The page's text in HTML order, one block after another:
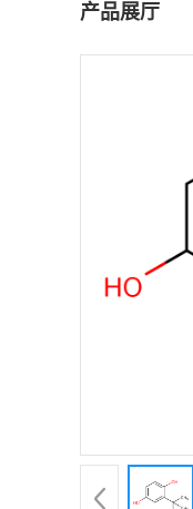
产品展厅